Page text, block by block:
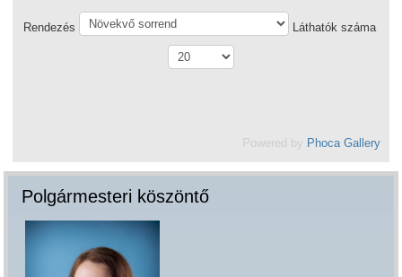
Rendezés Láthatók száma
Powered by Phoca Gallery
Polgármesteri köszöntő